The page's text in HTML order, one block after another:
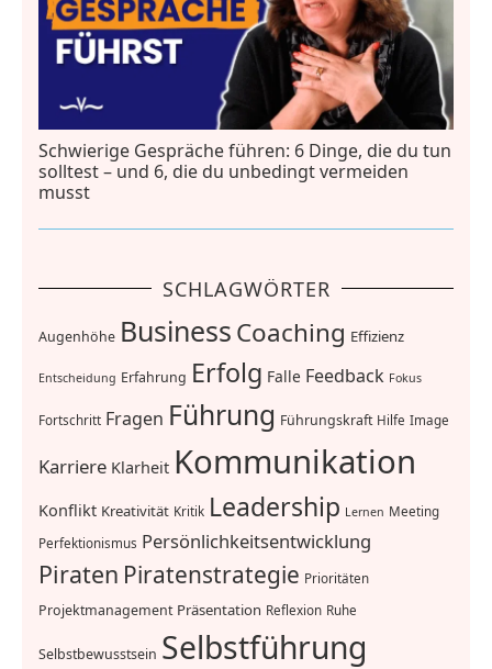
Schwierige Gespräche führen: 6 Dinge, die du tun
solltest – und 6, die du unbedingt vermeiden
musst
SCHLAGWÖRTER
Augenhöhe BusinessCoaching Effizienz
Entscheidung Erfahrung Erfolg Falle Feedback Fokus
Fortschritt Fragen Führung Führungskraft Hilfe Image
Karriere Klarheit Kommunikation
Konflikt Kreativität Kritik Leadership Lernen Meeting
Perfektionismus Persönlichkeitsentwicklung
Piraten Piratenstrategie Prioritäten
Projektmanagement Präsentation Reflexion Ruhe
Selbstbewusstsein Selbstführung